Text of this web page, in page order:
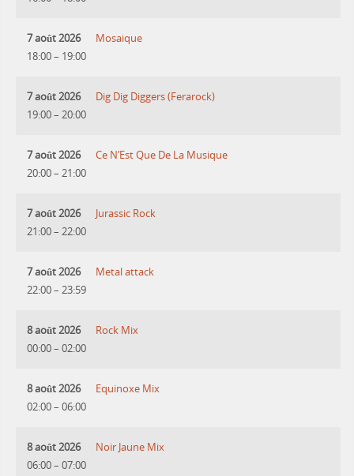
7 août 2026
18:00– 19:00
Mosaique
7 août 2026
19:00– 20:00
Dig Dig Diggers (Ferarock)
7 août 2026
20:00– 21:00
Ce N’Est Que De La Musique
7 août 2026
21:00– 22:00
Jurassic Rock
7 août 2026
22:00– 23:59
Metal attack
8 août 2026
00:00– 02:00
Rock Mix
8 août 2026
02:00– 06:00
Equinoxe Mix
8 août 2026
06:00– 07:00
Noir Jaune Mix